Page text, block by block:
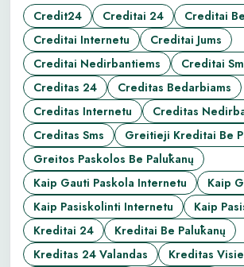
Credit24 Creditai 24
Creditai
Creditai Internetu
Creditai Jums
Creditai Nedirbantiems
Creditai
Creditas 24
Creditas Bedarbiams
Creditas Internetu
Creditas
Creditas Sms
Greitieji Kreditai Be
Greitos Paskolos Be Palūkanų
Kaip Gauti Paskola Internetu
Kaip
Kaip Pasiskolinti Internetu
Kaip
Kreditai 24
Kreditai Be Palūkanų
Kreditas 24 Valandas
Kreditas